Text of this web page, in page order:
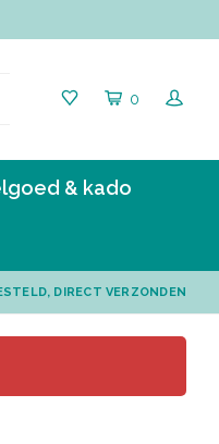
0
& kado
DIRECT VERZONDEN